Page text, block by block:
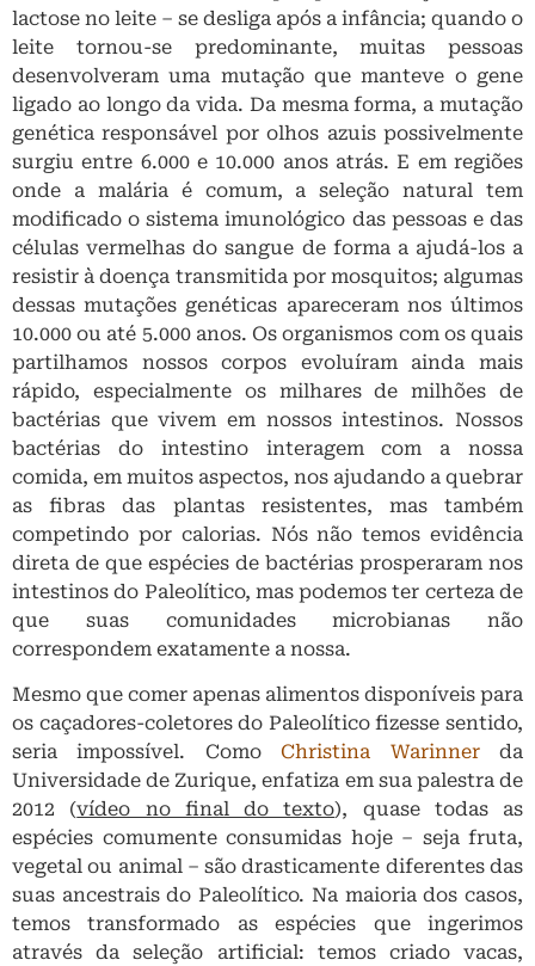
lactose no leite – se desliga após a infância; quando o
leite tornou-se predominante, muitas pessoas
desenvolveram uma mutação que manteve o gene
ligado ao longo da vida. Da mesma forma, a mutação
genética responsável por olhos azuis possivelmente
surgiu entre 6.000 e 10.000 anos atrás. E em regiões
onde a malária é comum, a seleção natural tem
modificado o sistema imunológico das pessoas e das
células vermelhas do sangue de forma a ajudá-los a
resistir à doença transmitida por mosquitos; algumas
dessas mutações genéticas apareceram nos últimos
10.000 ou até 5.000 anos. Os organismos com os quais
partilhamos nossos corpos evoluíram ainda mais
rápido, especialmente os milhares de milhões de
bactérias que vivem em nossos intestinos. Nossos
bactérias do intestino interagem com a nossa
comida, em muitos aspectos, nos ajudando a quebrar
as fibras das plantas resistentes, mas também
competindo por calorias. Nós não temos evidência
direta de que espécies de bactérias prosperaram nos
intestinos do Paleolítico, mas podemos ter certeza de
que suas comunidades microbianas não
correspondem exatamente a nossa.
Mesmo que comer apenas alimentos disponíveis para
os caçadores-coletores do Paleolítico fizesse sentido,
seria impossível. ComoChristina Warinnerda
Universidade de Zurique, enfatiza em sua palestra de
2012 (vídeo no final do texto), quase todas as
espécies comumente consumidas hoje – seja fruta,
vegetal ou animal – são drasticamente diferentes das
suas ancestrais do Paleolítico. Na maioria dos casos,
temos transformado as espécies que ingerimos
através da seleção artificial: temos criado vacas,